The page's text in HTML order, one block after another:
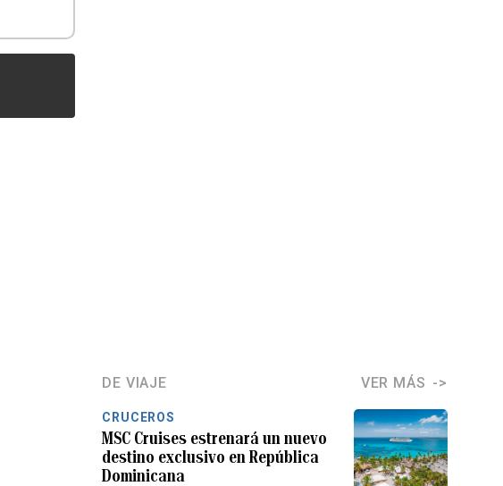
DE VIAJE VER MÁS
CRUCEROS
MSC Cruises estrenará un nuevo
destino exclusivo en República
Dominicana